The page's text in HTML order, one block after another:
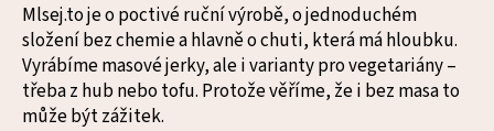
Mlsej.to je o poctivé ruční výrobě, o jednoduchém
složení bez chemie a hlavně o chuti, která má hloubku.
Vyrábíme masové jerky, ale i varianty pro vegetariány –
třeba z hub nebo tofu. Protože věříme, že i bez masa to
může být zážitek.